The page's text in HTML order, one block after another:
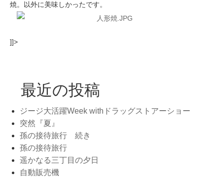
焼。以外に美味しかったです。
]]>
最近の投稿
ジージ大活躍Week withドラッグストアーショー
突然『夏』
孫の接待旅行 続き
孫の接待旅行
遥かなる三丁目の夕日
自動販売機